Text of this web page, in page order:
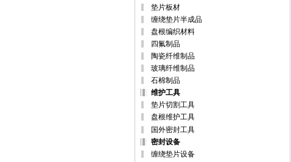
垫片板材
缠绕垫片半成品
盘根编织材料
四氟制品
陶瓷纤维制品
玻璃纤维制品
石棉制品
维护工具
垫片切割工具
盘根维护工具
国外密封工具
密封设备
缠绕垫片设备